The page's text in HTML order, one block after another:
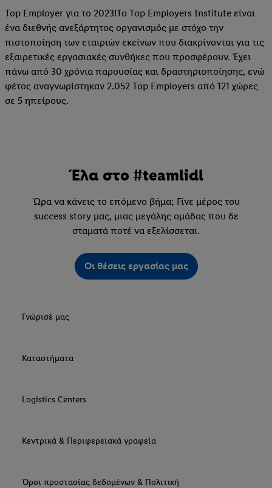
Top Employer για το 2023!Το Top Employers Institute είναι
ένα διεθνής ανεξάρτητος οργανισμός με στόχο την
πιστοποίηση των εταιριών εκείνων που διακρίνονται για τις
εξαιρετικές εργασιακές συνθήκες που προσφέρουν. Έχει
πάνω από 30 χρόνια παρουσίας και δραστηριοποίησης, ενώ
φέτος αναγνωρίστηκαν 2.052 Top Employers από 121 χώρες
σε 5 ηπείρους.
Έλα στο #teamlidl
Ώρα να κάνεις το επόμενο βήμα; Γίνε μέρος του
success story μας, μιας μεγάλης ομάδας που δε
σταματά ποτέ να εξελίσσεται.
Οι θέσεις εργασίας μας
Γνώρισέ μας
Καταστήματα
Logistics Centers
Κεντρικά & Περιφερειακά γραφεία
Όροι προστασίας δεδομένων & Πολιτική